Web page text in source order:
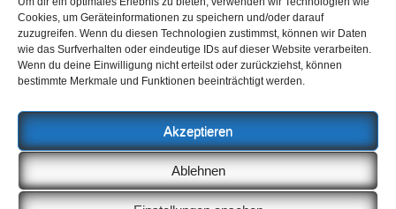
Cookies, um Geräteinformationen zu speichern und/oder darauf
zuzugreifen. Wenn du diesen Technologien zustimmst, können wir Daten
wie das Surfverhalten oder eindeutige IDs auf dieser Website verarbeiten.
Wenn du deine Einwilligung nicht erteilst oder zurückziehst, können
bestimmte Merkmale und Funktionen beeinträchtigt werden.
Akzeptieren
Ablehnen
Neukölln Oliver Nöll Oranienplatz Piraten Piratenpartei Polizeimeldungen
Redaktionsgespräch Senat SPD
Archiv
Archiv
Impressum
Datenschutzerklärung
Anzeigen